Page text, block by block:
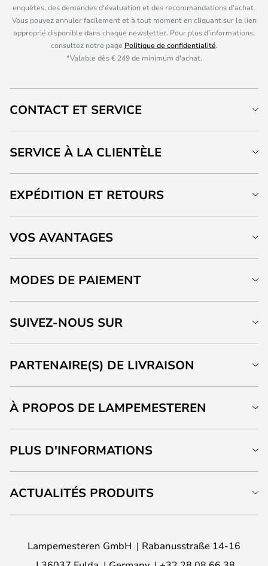
enquêtes, des demandes d'évaluation et des recommandations d'achat.
Vous pouvez annuler facilement et à tout moment en cliquant sur le lien
approprié disponible dans chaque newsletter. Pour plus d'informations,
consultez notre page Politique de confidentialité.
*Valable dès € 249 de minimum d'achat.
CONTACT ET SERVICE
SERVICE À LA CLIENTÈLE
EXPÉDITION ET RETOURS
VOS AVANTAGES
MODES DE PAIEMENT
SUIVEZ-NOUS SUR
PARTENAIRE(S) DE LIVRAISON
À PROPOS DE LAMPEMESTEREN
PLUS D'INFORMATIONS
ACTUALITÉS PRODUITS
Lampemesteren GmbH
Rabanusstraße 14-16